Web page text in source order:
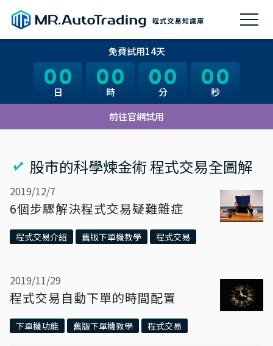
00
日 00
時 00
分 00
秒
前往官網試用
免費試用14天
00
日 00
時 00
分 00
秒
股市的科學煉金術 程式交易全圖解
2019/12/7
6個步驟解決程式交易疑難雜症
程式交易介紹 舊版下單機教學 程式交易
2019/11/29
程式交易自動下單的時間配置
下單機功能 舊版下單機教學 程式交易